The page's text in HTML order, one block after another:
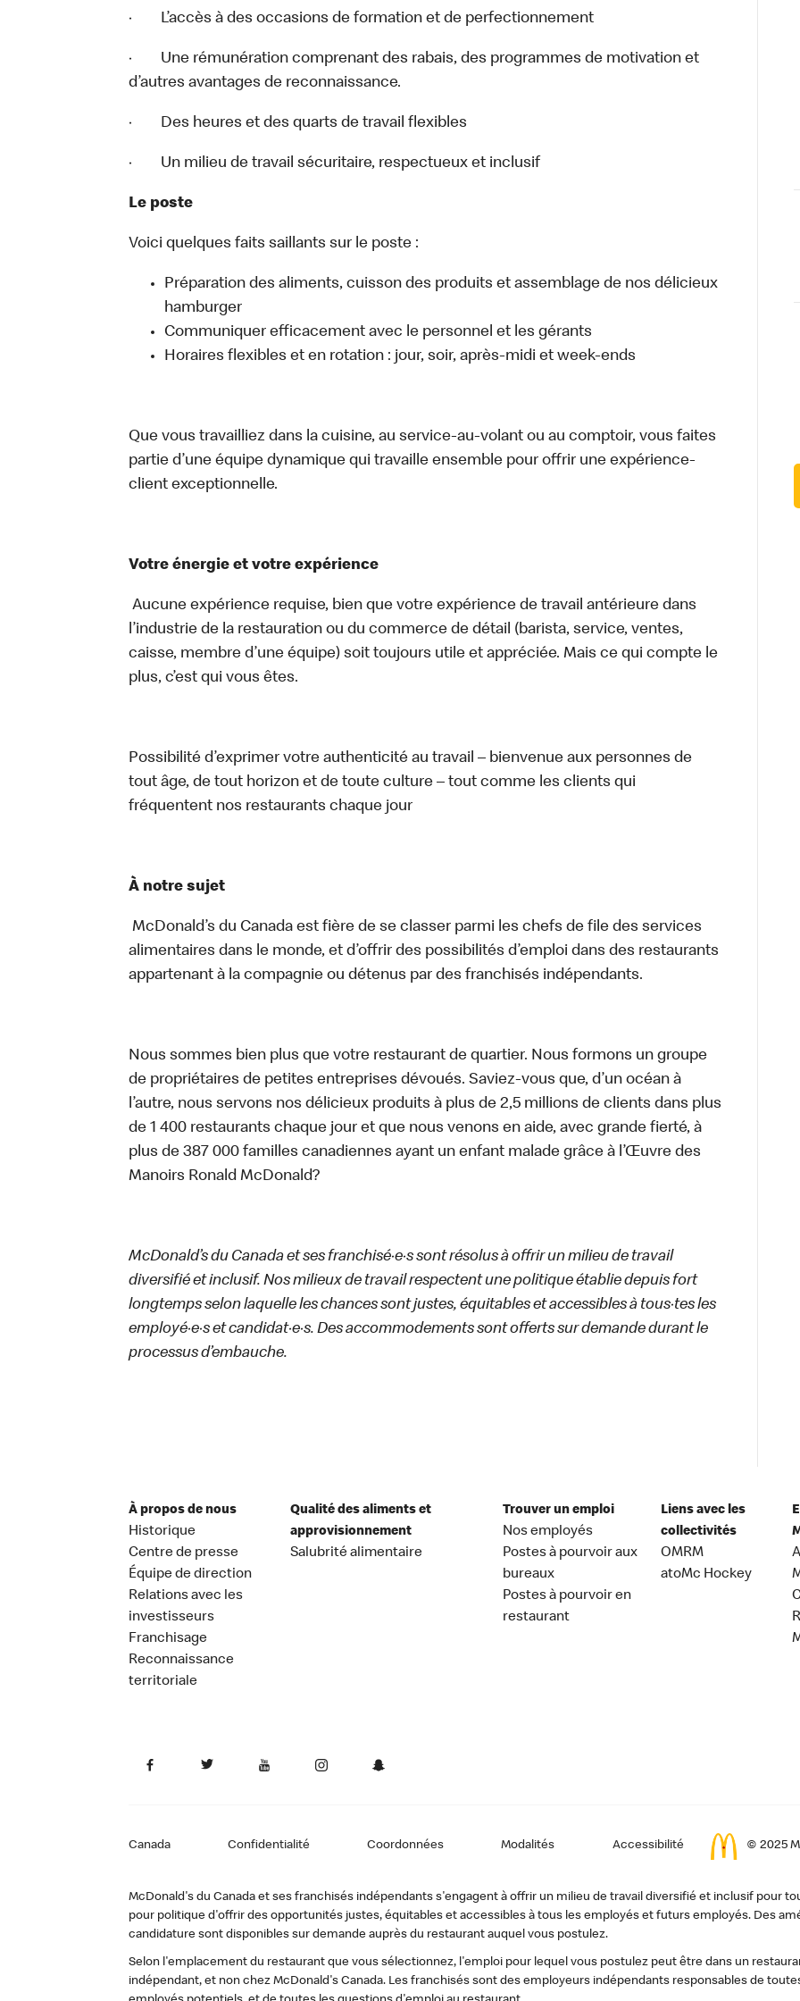
· L’accès à des occasions de formation et de perfectionnement
· Une rémunération comprenant des rabais, des programmes de motivation et
d’autres avantages de reconnaissance.
· Des heures et des quarts de travail flexibles
· Un milieu de travail sécuritaire, respectueux et inclusif
Le poste
Voici quelques faits saillants sur le poste :
Préparation des aliments, cuisson des produits et assemblage de nos délicieux
hamburger
Communiquer efficacement avec le personnel et les gérants
Horaires flexibles et en rotation : jour, soir, après-midi et week-ends
Que vous travailliez dans la cuisine, au service-au-volant ou au comptoir, vous faites
partie d’une équipe dynamique qui travaille ensemble pour offrir une expérience-
client exceptionnelle.
Votre énergie et votre expérience
Aucune expérience requise, bien que votre expérience de travail antérieure dans
l’industrie de la restauration ou du commerce de détail (barista, service, ventes,
caisse, membre d’une équipe) soit toujours utile et appréciée. Mais ce qui compte le
plus, c’est qui vous êtes.
Possibilité d’exprimer votre authenticité au travail – bienvenue aux personnes de
tout âge, de tout horizon et de toute culture – tout comme les clients qui
fréquentent nos restaurants chaque jour
À notre sujet
McDonald’s du Canada est fière de se classer parmi les chefs de file des services
alimentaires dans le monde, et d’offrir des possibilités d’emploi dans des restaurants
appartenant à la compagnie ou détenus par des franchisés indépendants.
Nous sommes bien plus que votre restaurant de quartier. Nous formons un groupe
de propriétaires de petites entreprises dévoués. Saviez-vous que, d’un océan à
l’autre, nous servons nos délicieux produits à plus de 2,5 millions de clients dans plus
de 1 400 restaurants chaque jour et que nous venons en aide, avec grande fierté, à
plus de 387 000 familles canadiennes ayant un enfant malade grâce à l’Œuvre des
Manoirs Ronald McDonald?
McDonald’s du Canada et ses franchisé·e·s sont résolus à offrir un milieu de travail
diversifié et inclusif. Nos milieux de travail respectent une politique établie depuis fort
longtemps selon laquelle les chances sont justes, équitables et accessibles à tous·tes les
employé·e·s et candidat·e·s. Des accommodements sont offerts sur demande durant le
processus d’embauche.
À propos de nous
Historique
Centre de presse
Équipe de direction
Relations avec les
investisseurs
Franchisage
Reconnaissance
territoriale
Qualité des aliments et
approvisionnement
Salubrité alimentaire
Trouver un emploi
Nos employés
Postes à pourvoir aux
bureaux
Postes à pourvoir en
restaurant
Liens avec les
collectivités
OMRM
atoMc Hockey
Canada Confidentialité Coordonnées Modalités Accessibilité © 2025
McDonald's du Canada et ses franchisés indépendants s'engagent à offrir un milieu de travail diversifié et inclusif pour
pour politique d'offrir des opportunités justes, équitables et accessibles à tous les employés et futurs employés. Des
candidature sont disponibles sur demande auprès du restaurant auquel vous postulez.
Selon l'emplacement du restaurant que vous sélectionnez, l'emploi pour lequel vous postulez peut être dans un
indépendant, et non chez McDonald's Canada. Les franchisés sont des employeurs indépendants responsables de